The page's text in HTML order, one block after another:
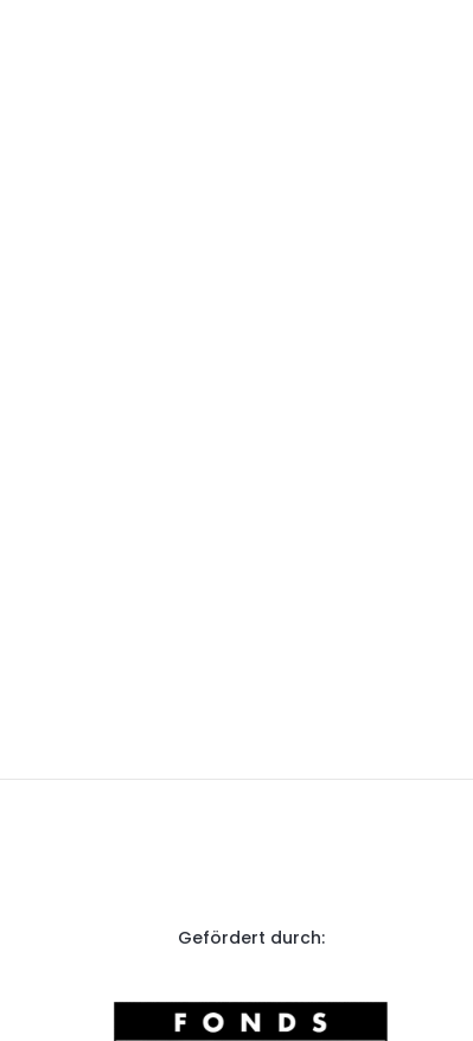
Gefördert durch: